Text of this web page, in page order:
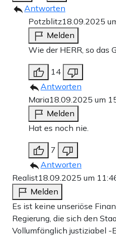
Antworten
Potzblitz18.09.2025
Melden
Wie der HERR, so das
14
Antworten
Maria18.09.2025 um
Melden
Hat es noch nie.
7
Antworten
Realist18.09.2025 um
Melden
Es ist keine unseriöse
Regierung, die sich den
Vollumfänglich justiziabel -